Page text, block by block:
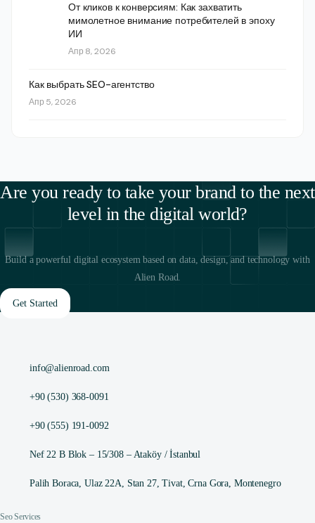
От кликов к конверсиям: Как захватить
мимолетное внимание потребителей в эпоху
ИИ
Апр 8, 2026
Как выбрать SEO-агентство
Апр 5, 2026
Are you ready to take your brand to the next
level in the digital world?
Build a powerful digital ecosystem based on data, design, and technology with
Alien Road.
Get Started
info@alienroad.com
+90 (530) 368-0091
+90 (555) 191-0092
Nef 22 B Blok – 15/308 – Ataköy / İstanbul
Palih Boraca, Ulaz 22A, Stan 27, Tivat, Crna Gora, Montenegro
Seo Services